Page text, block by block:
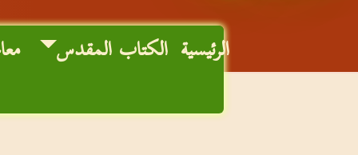
الرئيسية الكتاب المقدس